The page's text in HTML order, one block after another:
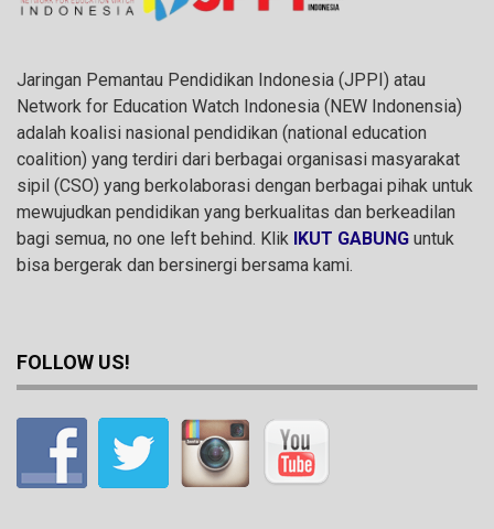
Jaringan Pemantau Pendidikan Indonesia (JPPI) atau
Network for Education Watch Indonesia (NEW Indonensia)
adalah koalisi nasional pendidikan (national education
coalition) yang terdiri dari berbagai organisasi masyarakat
sipil (CSO) yang berkolaborasi dengan berbagai pihak untuk
mewujudkan pendidikan yang berkualitas dan berkeadilan
bagi semua, no one left behind. Klik IKUT GABUNG untuk
bisa bergerak dan bersinergi bersama kami.
FOLLOW US!